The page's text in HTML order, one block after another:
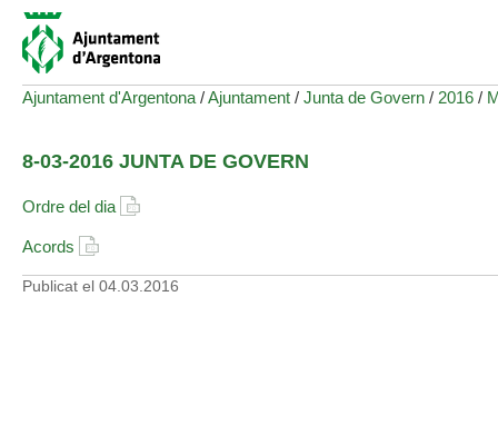
Ajuntament d'Argentona /Ajuntament / Junta de Govern / 2016 /
8-03-2016 JUNTA DE GOVERN
Ordre del dia
Acords
Publicat el 04.03.2016